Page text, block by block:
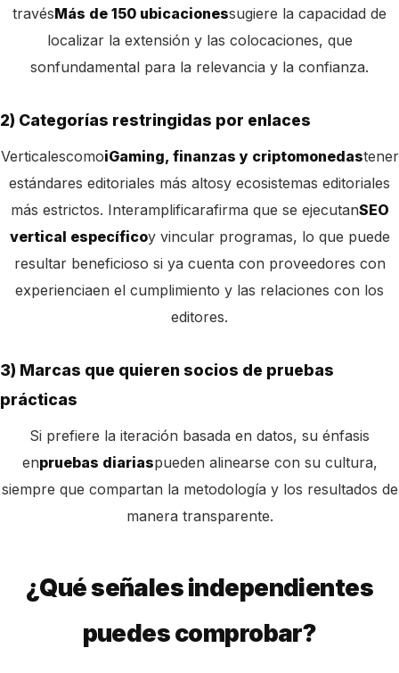
travésMás de 150 ubicacionessugiere la capacidad de
localizar la extensión y las colocaciones, que
sonfundamental para la relevancia y la confianza.
2) Categorías restringidas por enlaces
VerticalescomoiGaming, finanzas y criptomonedastener
estándares editoriales más altosy ecosistemas editoriales
más estrictos. Interamplificarafirma que se ejecutanSEO
vertical específicoy vincular programas, lo que puede
resultar beneficioso si ya cuenta con proveedores con
experienciaen el cumplimiento y las relaciones con los
editores.
3) Marcas que quieren socios de pruebas
prácticas
Si prefiere la iteración basada en datos, su énfasis
enpruebas diariaspueden alinearse con su cultura,
siempre que compartan la metodología y los resultados de
manera transparente.
¿Qué señales independientes
puedes comprobar?